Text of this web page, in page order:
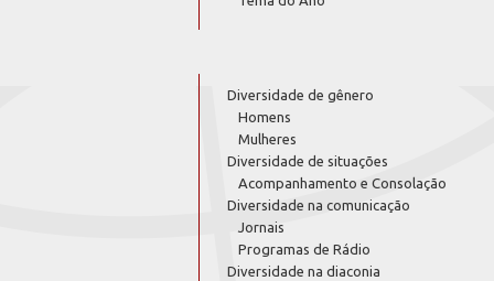
Diversidade de gênero
Homens
Mulheres
Diversidade de situações
Acompanhamento e Consolação
Diversidade na comunicação
Jornais
Programas de Rádio
Diversidade na diaconia